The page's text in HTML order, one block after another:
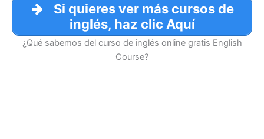
Si quieres ver más cursos de
inglés, haz clic Aquí
¿Qué sabemos del curso de inglés online gratis English
Course?